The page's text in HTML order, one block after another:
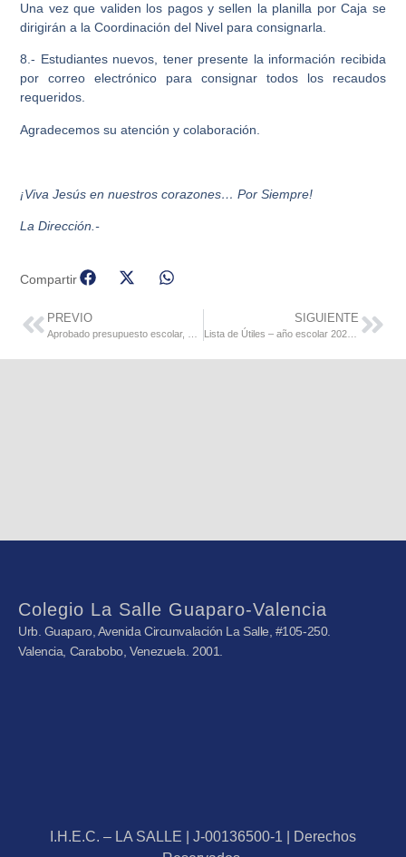
Una vez que validen los pagos y sellen la planilla por Caja se
dirigirán a la Coordinación del Nivel para consignarla.
8.- Estudiantes nuevos, tener presente la información recibida
por correo electrónico para consignar todos los recaudos
requeridos.
Agradecemos su atención y colaboración.
¡Viva Jesús en nuestros corazones… Por Siempre!
La Dirección.-
Compartir
PREVIO SIGUIENTE
Lista de Útiles – año escolar 2022-2023
Colegio La Salle Guaparo-Valencia
Urb. Guaparo, Avenida Circunvalación La Salle, #105-250.
Valencia, Carabobo, Venezuela. 2001.
I.H.E.C. – LA SALLE | J-00136500-1 | Derechos